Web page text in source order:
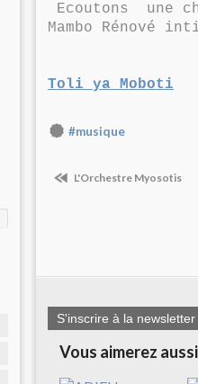
Ecoutons une
Mambo Rénové
Toli ya Moboti
#musique
L'Orchestre Myosotis
S'inscrire à la newsletter
Vous aimerez